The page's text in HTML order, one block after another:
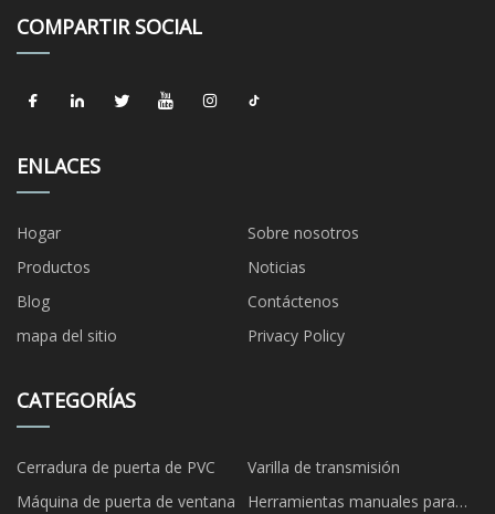
COMPARTIR SOCIAL
ENLACES
Hogar
Sobre nosotros
Productos
Noticias
Blog
Contáctenos
mapa del sitio
Privacy Policy
CATEGORÍAS
Cerradura de puerta de PVC
Varilla de transmisión
Máquina de puerta de ventana
Herramientas manuales para